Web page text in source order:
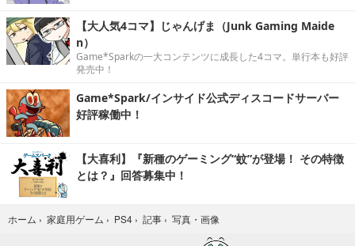
【大人気4コマ】じゃんげま（Junk Gaming Maide
n）
Game*Sparkの一大コンテンツに成長した4コマ。単行本も好評
発売中！
Game*Spark/インサイド公式ディスコードサーバー
好評稼働中！
【大喜利】『新種のゲーミング“蚊”が登場！ その特徴
とは？』回答募集中！
ホーム › 家庭用ゲーム › PS4 › 記事 › 写真・画像